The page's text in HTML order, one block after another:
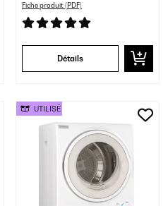
Fiche produit (PDF)
Détails
UTILISÉ